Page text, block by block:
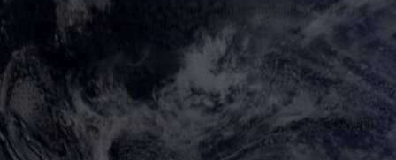
Wireframes, Design-Mockups und technische Architektur –
alles abgestimmt auf Ihre Geschäftsziele.
Entwicklung
Agile Umsetzung in Sprints mit regelmäßigen Reviews und
transparenter Kommunikation.